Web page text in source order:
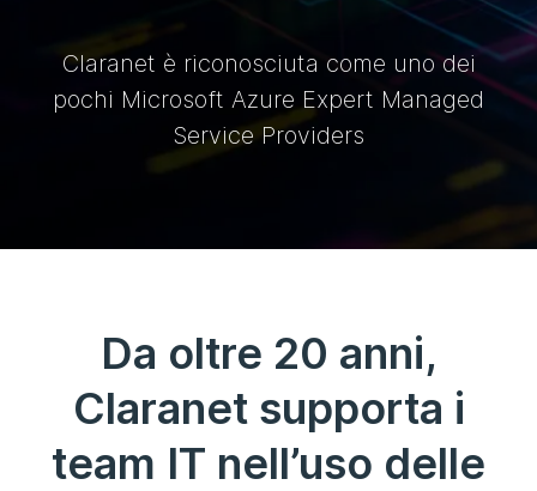
Claranet è riconosciuta come uno dei
pochi Microsoft Azure Expert Managed
Service Providers
Da oltre 20 anni,
Claranet supporta i
team IT nell’uso delle